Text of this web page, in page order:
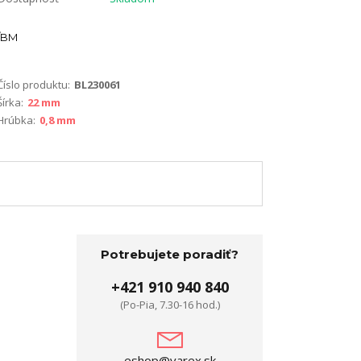
BM
produktu: BL230061
22 mm
0,8 mm
Potrebujete poradiť?
+421 910 940 840
(Po-Pia, 7.30-16 hod.)